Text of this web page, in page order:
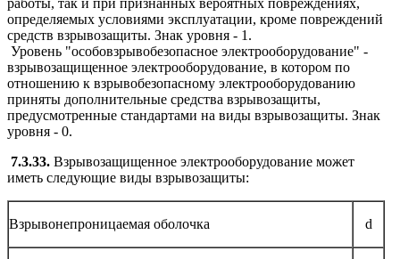
работы, так и при признанных вероятных повреждениях,
определяемых условиями эксплуатации, кроме повреждений
средств взрывозащиты. Знак уровня - 1.
Уровень "особовзрывобезопасное электрооборудование" -
взрывозащищенное электрооборудование, в котором по
отношению к взрывобезопасному электрооборудованию
приняты дополнительные средства взрывозащиты,
предусмотренные стандартами на виды взрывозащиты. Знак
уровня - 0.
7.3.33. Взрывозащищенное электрооборудование может
иметь следующие виды взрывозащиты:
Взрывонепроницаемая оболочка d